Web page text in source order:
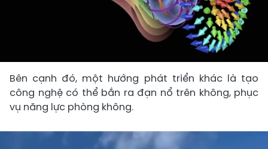
Bên cạnh đó, một hướng phát triển khác là tạo
công nghệ có thể bắn ra đạn nổ trên không, phục
vụ năng lực phòng không.